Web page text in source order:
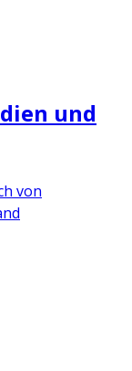
und
von